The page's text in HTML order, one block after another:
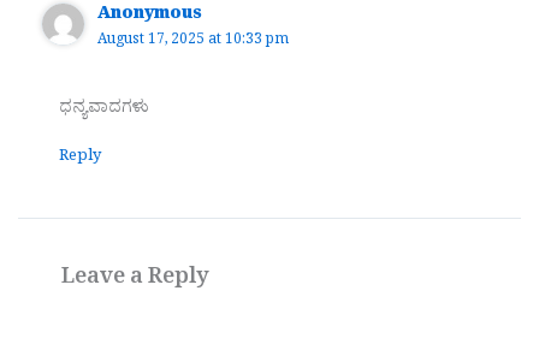
Anonymous
August 17, 2025 at 10:33 pm
ಧನ್ಯವಾದಗಳು
Reply
Leave a Reply